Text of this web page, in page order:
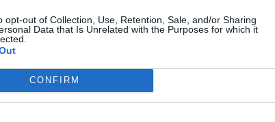
opt-out of Collection, Use, Retention, Sale, and/or Sharing
Data that Is Unrelated with the Purposes for which it
CONFIRM
στηνροή ειδήσεωντου E-Daily.gr
και στο Instagram